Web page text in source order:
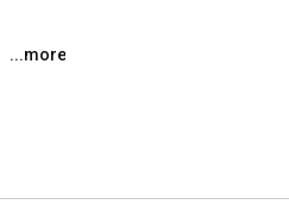
...more